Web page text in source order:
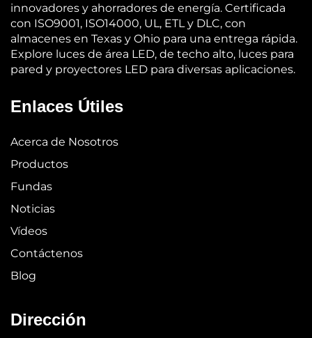
innovadores y ahorradores de energía. Certificada
con ISO9001, ISO14000, UL, ETL y DLC, con
almacenes en Texas y Ohio para una entrega rápida.
Explore luces de área LED, de techo alto, luces para
pared y proyectores LED para diversas aplicaciones.
Enlaces Útiles
Acerca de Nosotros
Productos
Fundas
Noticias
Vídeos
Contáctenos
Blog
Dirección